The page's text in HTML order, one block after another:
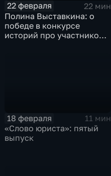
22 февраля
22 мин
Полина Выставкина: о
победе в конкурсе
историй про участников
18 февраля
11 мин
«Слово юриста»: пятый
выпуск